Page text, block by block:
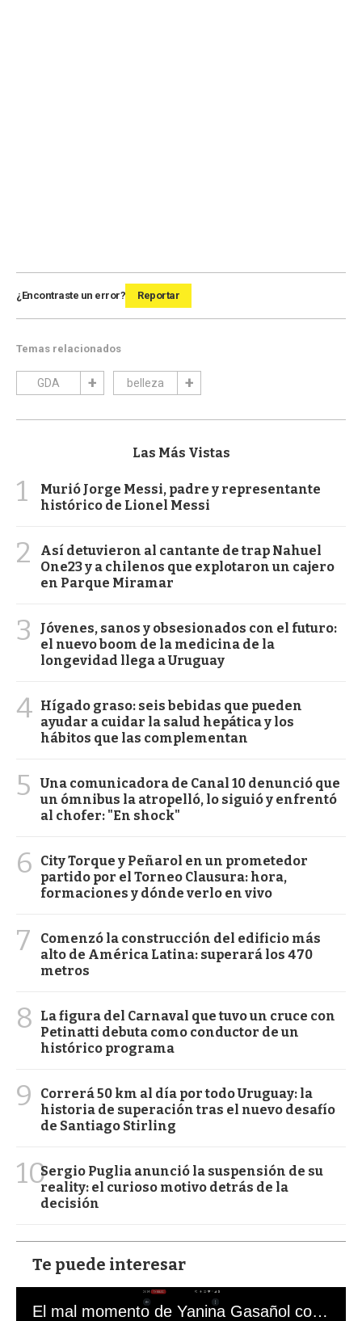
¿Encontraste un error? Reportar
Temas relacionados
GDA belleza
Las Más Vistas
1
Murió Jorge Messi, padre y representante
histórico de Lionel Messi
2
Así detuvieron al cantante de trap Nahuel
One23 y a chilenos que explotaron un cajero
en Parque Miramar
3
Jóvenes, sanos y obsesionados con el futuro:
el nuevo boom de la medicina de la
longevidad llega a Uruguay
4 Hígado graso: seis bebidas que pueden
ayudar a cuidar la salud hepática y los
hábitos que las complementan
5
Una comunicadora de Canal 10 denunció que
un ómnibus la atropelló, lo siguió y enfrentó
al chofer: "En shock"
6
City Torque y Peñarol en un prometedor
partido por el Torneo Clausura: hora,
formaciones y dónde verlo en vivo
7
Comenzó la construcción del edificio más
alto de América Latina: superará los 470
metros
8
La figura del Carnaval que tuvo un cruce con
Petinatti debuta como conductor de un
histórico programa
9
Correrá 50 km al día por todo Uruguay: la
historia de superación tras el nuevo desafío
de Santiago Stirling
10Sergio Puglia anunció la suspensión de su
reality: el curioso motivo detrás de la
decisión
Te puede interesar
El mal momento de Yanina Gasañol con un hincha argentino en "Subrayado"